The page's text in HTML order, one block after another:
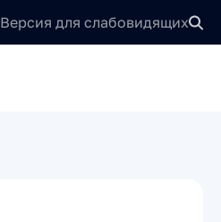
Версия для слабовидящих